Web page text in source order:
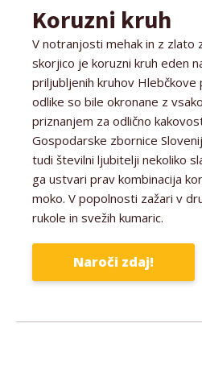
Koruzni kruh
V notranjosti mehak in z zlato
skorjico je koruzni kruh eden
priljubljenih kruhov Hlebčkove
odlike so bile okronane z
priznanjem za odlično
Gospodarske zbornice
tudi številni ljubitelji nekoliko
ga ustvari prav kombinacija
moko. V popolnosti zažari v
rukole in svežih kumaric.
Naroči zdaj!